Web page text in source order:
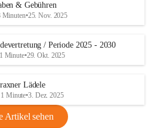
& Gebühren
Minuten•25. Nov. 2025
/ Periode 2025 - 2030
Minute•29. Okt. 2025
Lädele
1 Minute•3. Dez. 2025
Artikel sehen